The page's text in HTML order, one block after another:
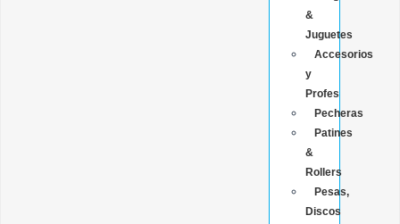
&
Juguetes
Accesorios
y
Profes
Pecheras
Patines
&
Rollers
Pesas,
Discos